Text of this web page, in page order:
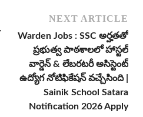
NEXT ARTICLE
Warden Jobs : SSC అర్హతతో
ప్రభుత్వ పాఠశాలలో హాస్టల్
వార్డెన్ & లేబరటరీ అసిస్టెంట్
ఉద్యోగ నోటిఫికేషన్ వచ్చేసింది |
Sainik School Satara
Notification 2026 Apply